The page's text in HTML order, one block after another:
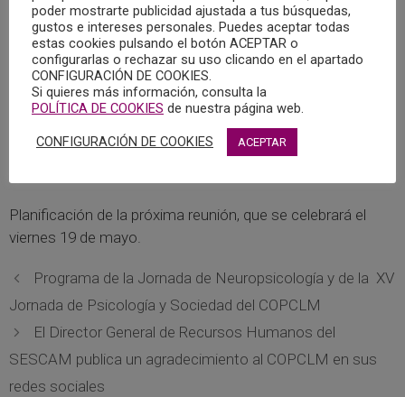
Chinchilla, “Cita con la Psicología”.
Guías que se están trabajando en el grupo como la de
manejo de los síntomas psicológicos del COVID
persistente y la de pandemias.
Organización del taller de Neuropsicología aplicada que se
Planificación de la próxima reunión, que se celebrará el
viernes 19 de mayo.
Programa de la Jornada de Neuropsicología y de la XV
Jornada de Psicología y Sociedad del COPCLM
El Director General de Recursos Humanos del
SESCAM publica un agradecimiento al COPCLM en sus
redes sociales
poder mostrarte publicidad ajustada a tus búsquedas,
gustos e intereses personales. Puedes aceptar todas
estas cookies pulsando el botón ACEPTAR o
configurarlas o rechazar su uso clicando en el apartado
CONFIGURACIÓN DE COOKIES.
Si quieres más información, consulta la
POLÍTICA DE COOKIES de nuestra página web.
CONFIGURACIÓN DE COOKIES ACEPTAR